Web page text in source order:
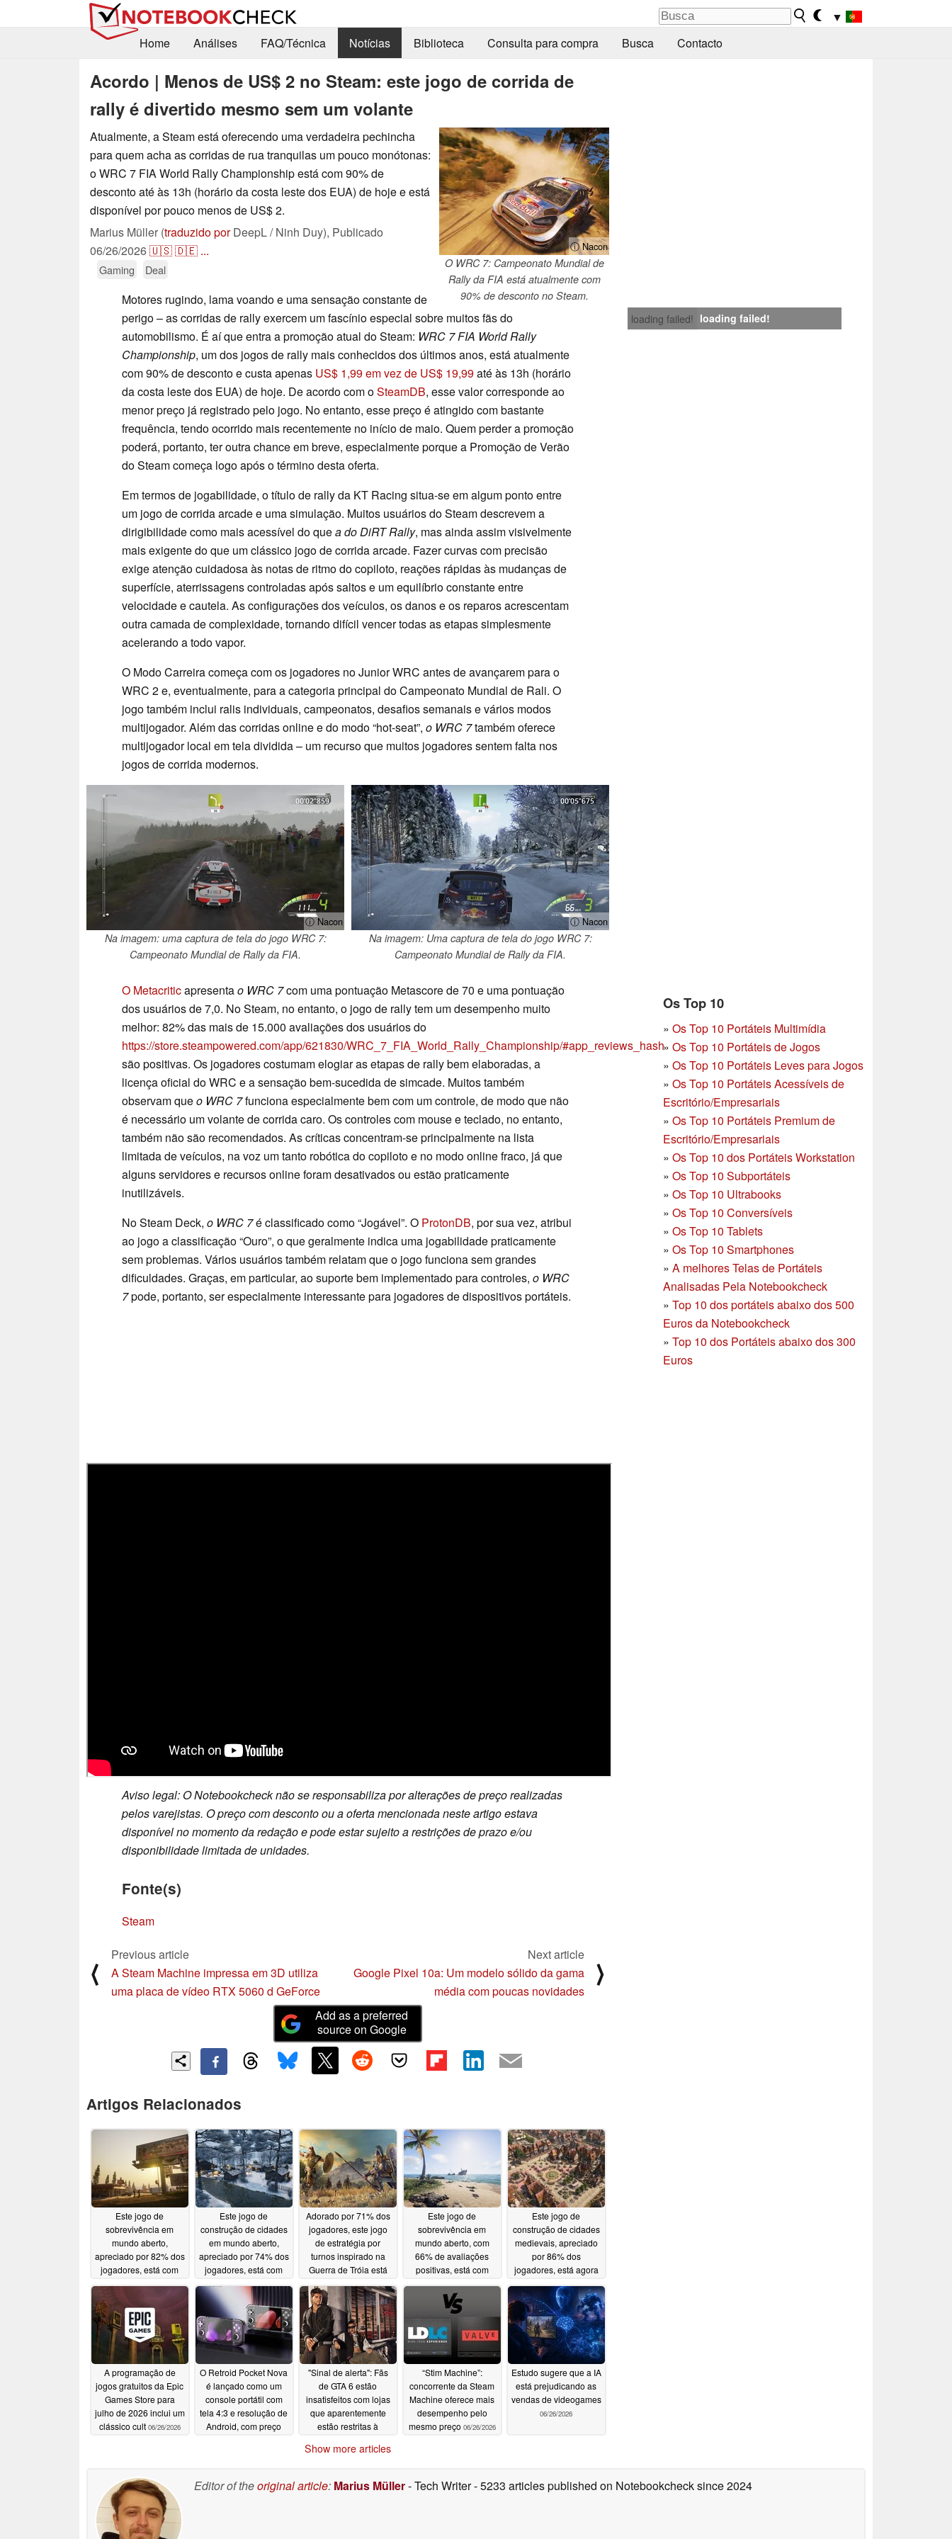
▼
Home
Análises FAQ/Técnica Notícias Biblioteca Consulta para compra Busca Contacto
Acordo | Menos de US$ 2 no Steam: este jogo de corrida de
rally é divertido mesmo sem um volante
ⓘ Nacon
O WRC 7: Campeonato Mundial de
Rally da FIA está atualmente com
90% de desconto no Steam.
Atualmente, a Steam está oferecendo uma verdadeira pechincha
para quem acha as corridas de rua tranquilas um pouco monótonas:
o WRC 7 FIA World Rally Championship está com 90% de
desconto até às 13h (horário da costa leste dos EUA) de hoje e está
disponível por pouco menos de US$ 2.
Marius Müller (traduzido porDeepL / Ninh Duy), Publicado
06/26/2026🇺🇸🇩🇪 ...
Gaming Deal
loading failed! loading failed!
Motores rugindo, lama voando e uma sensação constante de
perigo – as corridas de rally exercem um fascínio especial sobre muitos fãs do
automobilismo. É aí que entra a promoção atual do Steam: WRC 7 FIA World Rally
Championship, um dos jogos de rally mais conhecidos dos últimos anos, está atualmente
com 90% de desconto e custa apenas US$ 1,99 em vez de US$ 19,99até às 13h (horário
da costa leste dos EUA) de hoje. De acordo com oSteamDB, esse valor corresponde ao
menor preço já registrado pelo jogo. No entanto, esse preço é atingido com bastante
frequência, tendo ocorrido mais recentemente no início de maio. Quem perder a promoção
poderá, portanto, ter outra chance em breve, especialmente porque a Promoção de Verão
do Steam começa logo após o término desta oferta.
Em termos de jogabilidade, o título de rally da KT Racing situa-se em algum ponto entre
um jogo de corrida arcade e uma simulação. Muitos usuários do Steam descrevem a
dirigibilidade como mais acessível do quea do DiRT Rally, mas ainda assim visivelmente
mais exigente do que um clássico jogo de corrida arcade. Fazer curvas com precisão
exige atenção cuidadosa às notas de ritmo do copiloto, reações rápidas às mudanças de
superfície, aterrissagens controladas após saltos e um equilíbrio constante entre
velocidade e cautela. As configurações dos veículos, os danos e os reparos acrescentam
outra camada de complexidade, tornando difícil vencer todas as etapas simplesmente
acelerando a todo vapor.
O Modo Carreira começa com os jogadores no Junior WRC antes de avançarem para o
WRC 2 e, eventualmente, para a categoria principal do Campeonato Mundial de Rali. O
jogo também inclui ralis individuais, campeonatos, desafios semanais e vários modos
multijogador. Além das corridas online e do modo “hot-seat”, o WRC 7também oferece
multijogador local em tela dividida – um recurso que muitos jogadores sentem falta nos
jogos de corrida modernos.
ⓘ Nacon
Na imagem: uma captura de tela do jogo WRC 7:
Campeonato Mundial de Rally da FIA.
ⓘ Nacon
Na imagem: Uma captura de tela do jogo WRC 7:
Campeonato Mundial de Rally da FIA.
Os Top 10
» Os Top 10 Portáteis Multimídia
» Os Top 10 Portáteis de Jogos
» Os Top 10 Portáteis Leves para Jogos
» Os Top 10 Portáteis Acessíveis de
Escritório/Empresariais
» Os Top 10 Portáteis Premium de
Escritório/Empresariais
» Os Top 10 dos Portáteis Workstation
» Os Top 10 Subportáteis
» Os Top 10 Ultrabooks
» Os Top 10 Conversíveis
» Os Top 10 Tablets
» Os Top 10 Smartphones
» A melhores Telas de Portáteis
Analisadas Pela Notebookcheck
» Top 10 dos portáteis abaixo dos 500
Euros da Notebookcheck
» Top 10 dos Portáteis abaixo dos 300
Euros
O Metacriticapresentao WRC 7com uma pontuação Metascore de 70 e uma pontuação
dos usuários de 7,0. No Steam, no entanto, o jogo de rally tem um desempenho muito
melhor: 82% das mais de 15.000 avaliações dos usuários do
https://store.steampowered.com/app/621830/WRC_7_FIA_World_Rally_Championship/#app_reviews_hash
são positivas. Os jogadores costumam elogiar as etapas de rally bem elaboradas, a
licença oficial do WRC e a sensação bem-sucedida de simcade. Muitos também
observam queo WRC 7funciona especialmente bem com um controle, de modo que não
é necessário um volante de corrida caro. Os controles com mouse e teclado, no entanto,
também não são recomendados. As críticas concentram-se principalmente na lista
limitada de veículos, na voz um tanto robótica do copiloto e no modo online fraco, já que
alguns servidores e recursos online foram desativados ou estão praticamente
inutilizáveis.
No Steam Deck, o WRC 7é classificado como “Jogável”. O ProtonDB, por sua vez, atribui
ao jogo a classificação “Ouro”, o que geralmente indica uma jogabilidade praticamente
sem problemas. Vários usuários também relatam que o jogo funciona sem grandes
dificuldades. Graças, em particular, ao suporte bem implementado para controles, o WRC
7pode, portanto, ser especialmente interessante para jogadores de dispositivos portáteis.
Aviso legal: O Notebookcheck não se responsabiliza por alterações de preço realizadas
pelos varejistas. O preço com desconto ou a oferta mencionada neste artigo estava
disponível no momento da redação e pode estar sujeito a restrições de prazo e/ou
disponibilidade limitada de unidades.
Fonte(s)
Steam
⟨
Previous article
A Steam Machine impressa em 3D utiliza
uma placa de vídeo RTX 5060 d GeForce
Next article
Google Pixel 10a: Um modelo sólido da gama
média com poucas novidades
⟩
Add as a preferred
source on Google
Artigos Relacionados
Este jogo de
sobrevivência em
mundo aberto,
apreciado por 82% dos
jogadores, está com
Este jogo de
construção de cidades
em mundo aberto,
apreciado por 74% dos
jogadores, está com
Steam
07/02/2026
Adorado por 71% dos
jogadores, este jogo
de estratégia por
turnos inspirado na
Guerra de Tróia está
no Steam07/01/2026
Este jogo de
sobrevivência em
mundo aberto, com
66% de avaliações
positivas, está com
Steam06/30/2026
Este jogo de
construção de cidades
medievais, apreciado
por 86% dos
jogadores, está agora
no Steam06/29/2026
A programação de
jogos gratuitos da Epic
Games Store para
julho de 2026 inclui um
clássico cult 06/26/2026
O Retroid Pocket Nova
é lançado como um
console portátil com
tela 4:3 e resolução de
Android, com preço
"Sinal de alerta": Fãs
de GTA 6 estão
insatisfeitos com lojas
que aparentemente
estão restritas à
06/26/2026
“Stim Machine”:
concorrente da Steam
Machine oferece mais
desempenho pelo
mesmo preço 06/26/2026
Estudo sugere que a IA
está prejudicando as
vendas de videogames
06/26/2026
Show more articles
Editor of theoriginal article: Marius Müller- Tech Writer- 5233 articles published on Notebookchecksince 2024